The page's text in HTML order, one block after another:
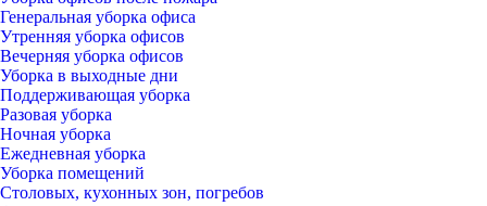
Генеральная уборка офиса
Утренняя уборка офисов
Вечерняя уборка офисов
Уборка в выходные дни
Поддерживающая уборка
Разовая уборка
Ночная уборка
Ежедневная уборка
Уборка помещений
Столовых, кухонных зон, погребов